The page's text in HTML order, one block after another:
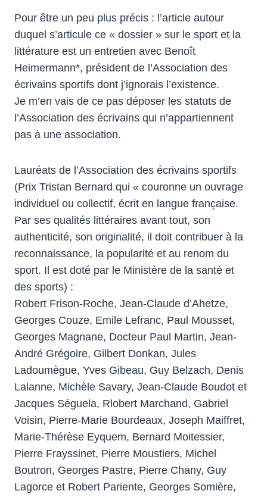
Pour être un peu plus précis : l’article autour
duquel s’articule ce « dossier » sur le sport et la
littérature est un entretien avec Benoît
Heimermann*, président de l’Association des
écrivains sportifs dont j’ignorais l’existence.
Je m’en vais de ce pas déposer les statuts de
l’Association des écrivains qui n’appartiennent
pas à une association.
Lauréats de l’Association des écrivains sportifs
(Prix Tristan Bernard qui « couronne un ouvrage
individuel ou collectif, écrit en langue française.
Par ses qualités littéraires avant tout, son
authenticité, son originalité, il doit contribuer à la
reconnaissance, la popularité et au renom du
sport. Il est doté par le Ministère de la santé et
des sports) :
Robert Frison-Roche, Jean-Claude d’Ahetze,
Georges Couze, Emile Lefranc, Paul Mousset,
Georges Magnane, Docteur Paul Martin, Jean-
André Grégoire, Gilbert Donkan, Jules
Ladoumègue, Yves Gibeau, Guy Belzach, Denis
Lalanne, Michèle Savary, Jean-Claude Boudot et
Jacques Séguela, Rlobert Marchand, Gabriel
Voisin, Pierre-Marie Bourdeaux, Joseph Maiffret,
Marie-Thérèse Eyquem, Bernard Moitessier,
Pierre Frayssinet, Pierre Moustiers, Michel
Boutron, Georges Pastre, Pierre Chany, Guy
Lagorce et Robert Pariente, Georges Somière,